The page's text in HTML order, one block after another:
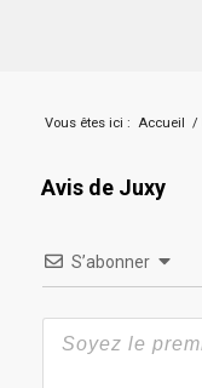
Vous êtes ici : Accueil /
Avis de Juxy
S’abonner